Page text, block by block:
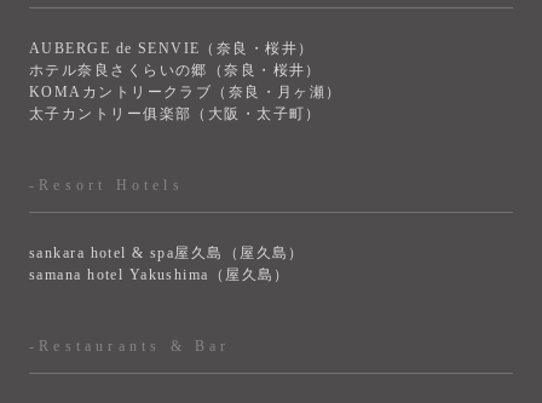
AUBERGE de SENVIE（奈良・桜井）
ホテル奈良さくらいの郷（奈良・桜井）
KOMAカントリークラブ（奈良・月ヶ瀬）
太子カントリー俱楽部（大阪・太子町）
-Resort Hotels
sankara hotel & spa屋久島（屋久島）
samana hotel Yakushima（屋久島）
-Restaurants & Bar